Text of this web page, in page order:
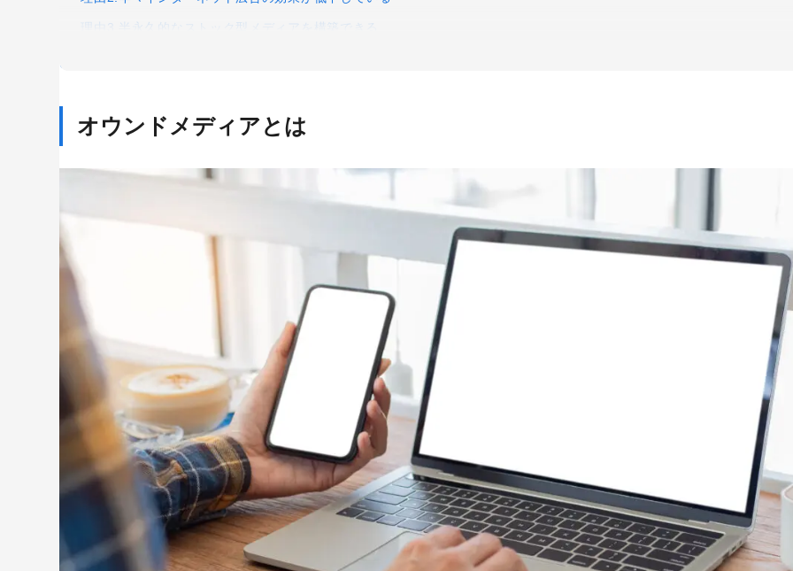
理由3.半永久的なストック型メディアを構築できる
目的2.会社の採用促進
効果が出るまでに時間がかかりやすい
初期費用や運用コストがかかる
記事や動画などのコンテンツ制作や運用できる担当者が必要になる
オウンドメディアの成功事例1.ブランディング
自社企画のメディアでブランディングと採用促進に成功｜サイボウズ式
業界変革のためのメディア運営を徹底｜THE BAKE MAGAZINE
独自の世界観を魅力的なコンテンツで表現｜北欧、暮らしの道具店
メイン事業以外のコンテンツで多様な顧客へリーチ｜Red Bull
ユーザーの実生活に役立つ情報提供でロイヤリティ醸成｜健康美塾
自社の研究結果を余すことなく公開して信頼を獲得｜くらしの良品研究所
運営者自身による積極的な発信で新規ファンの獲得｜TERIYAKInews
自社の話題を控えた中立視点の情報提供を徹底｜FASHION HEADLINE
オウンドメディアとは